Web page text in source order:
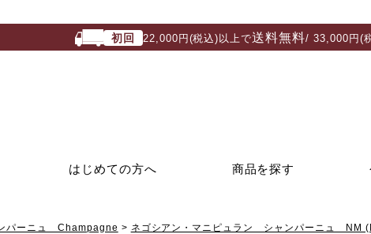
初回 22,000円(税込)以上で送料無料/ 33,000円(
はじめての方へ 商品を探す
パーニュ Champagne ネゴシアン・マニピュラン シャンパーニュ NM